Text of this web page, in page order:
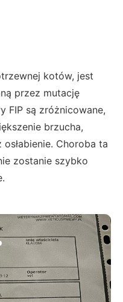
kotów, jest
przez mutację
FIP są zróżnicowane,
brzucha,
Choroba ta
zostanie szybko